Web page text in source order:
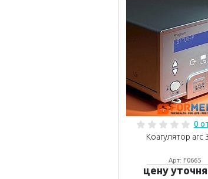
0
Коагулятор arc
Арт: F0665
цену